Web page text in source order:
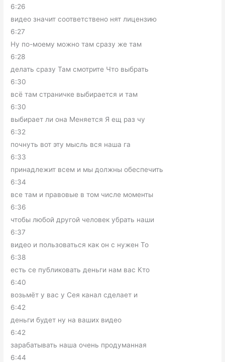
6:26
видео значит соответствено нят лицензию
6:27
Ну по-моему можно там сразу же там
6:28
делать сразу Там смотрите Что выбрать
6:30
всё там страничке выбирается и там
6:30
выбирает ли она Меняется Я ещ раз чу
6:32
почнуть вот эту мысль вся наша га
6:33
принадлежит всем и мы должны обеспечить
6:34
все там и правовые в том числе моменты
6:36
чтобы любой другой человек убрать наши
6:37
видео и пользоваться как он с нужен То
6:38
есть се публиковать деньги нам вас Кто
6:40
возьмёт у вас у Сея канал сделает и
6:42
деньги будет ну на ваших видео
6:42
зарабатывать наша очень продуманная
6:44